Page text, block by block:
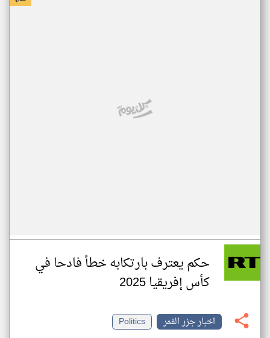
حكم يعترف بارتكابه خطأ فادحا في
كأس إفريقيا 2025
اخبار جزر القمر
Politics